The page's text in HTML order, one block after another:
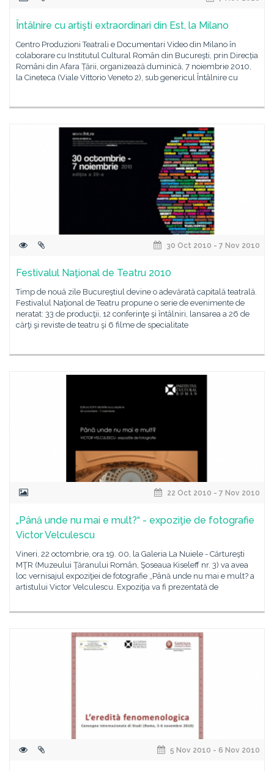
Întâlnire cu artişti extraordinari din Est, la Milano
Centro Produzioni Teatrali e Documentari Video din Milano în
colaborare cu Institutul Cultural Român din Bucureşti, prin Direcția
Români din Afara Țării, organizează duminică, 7 noiembrie 2010,
la Cineteca (Viale Vittorio Veneto 2), sub genericul Întâlnire cu
30 Oct 2010 - 7 Nov 2010
Festivalul Naţional de Teatru 2010
Timp de nouă zile Bucureştiul devine o adevărată capitală teatrală.
Festivalul Naţional de Teatru propune o serie de evenimente de
neratat: 33 de producţii, 12 conferinţe şi întâlniri, lansarea a 26 de
cărţi şi reviste de teatru şi 6 filme de specialitate
22 Oct 2010 - 7 Nov 2010
„Până unde nu mai e mult?“ - expoziţie de fotografie
Victor Velculescu
Vineri, 22 octombrie, ora 19. 00, la Galeria La Nuiele - Cărtureşti
MŢR (Muzeului Ţăranului Român, Şoseaua Kiseleff nr. 3) va avea
loc vernisajul expoziţiei de fotografie „Până unde nu mai e mult? a
artistului Victor Velculescu. Expoziţia va fi prezentată de
5 Nov 2010 - 6 Nov 2010